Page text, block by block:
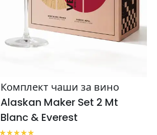
Комплект чаши за вино
Alaskan Maker Set 2 Mt
Blanc & Everest